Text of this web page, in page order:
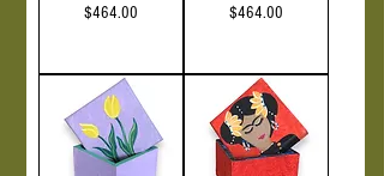
Precio
$464.00
Precio
$464.00